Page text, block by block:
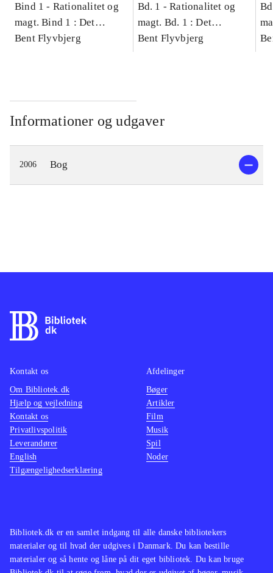
Bind 1 - Rationalitet og
magt. Bind 1 : Det
konkretes videnskab
Bent Flyvbjerg
Bd. 1 -Rationalitet og
magt. Bd. 1 : Det
konkretes videnskab
Bent Flyvbjerg
Informationer og udgaver
2006 Bog
Bibliotek.dk er en samlet indgang til alle danske bibliotekers
materialer og til hvad der udgives i Danmark. Du kan bestille
materialer og så hente og låne på dit eget bibliotek. Du kan bruge
Kontakt os
Om Bibliotek.dk
Hjælp og vejledning
Kontakt os
Privatlivspolitik
Leverandører
English
Tilgængelighedserklæring
Afdelinger
Bøger
Artikler
Film
Musik
Spil
Noder